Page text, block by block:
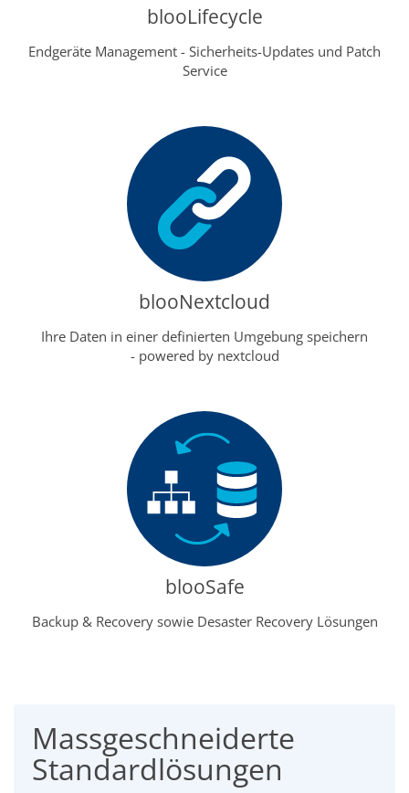
blooLifecycle
Endgeräte Management - Sicherheits-Updates und Patch
Service
blooNextcloud
Ihre Daten in einer definierten Umgebung speichern
- powered by nextcloud
blooSafe
Backup & Recovery sowie Desaster Recovery Lösungen
Massgeschneiderte
Standardlösungen